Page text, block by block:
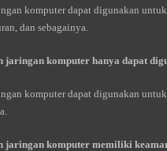
komputer dapat digunakan
dan sebagainya.
jaringan komputer hanya dapat
komputer dapat digunakan
jaringan komputer memiliki